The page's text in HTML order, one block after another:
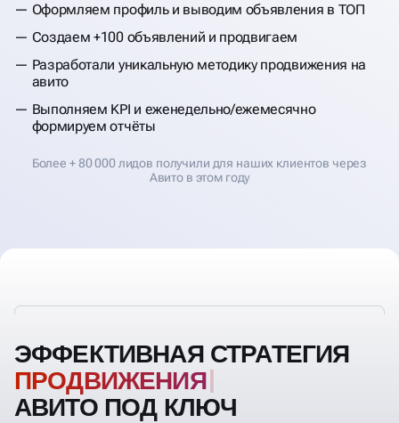
Оформляем профиль и выводим объявления в ТОП
Создаем +100 объявлений и продвигаем
Разработали уникальную методику продвижения на
авито
Выполняем KPI и еженедельно/ежемесячно
формируем отчёты
Более + 80 000 лидов получили для наших клиентов через
Авито в этом году
ЭФФЕКТИВНАЯ СТРАТЕГИЯ
ПРОД
АВИТО ПОД КЛЮЧ